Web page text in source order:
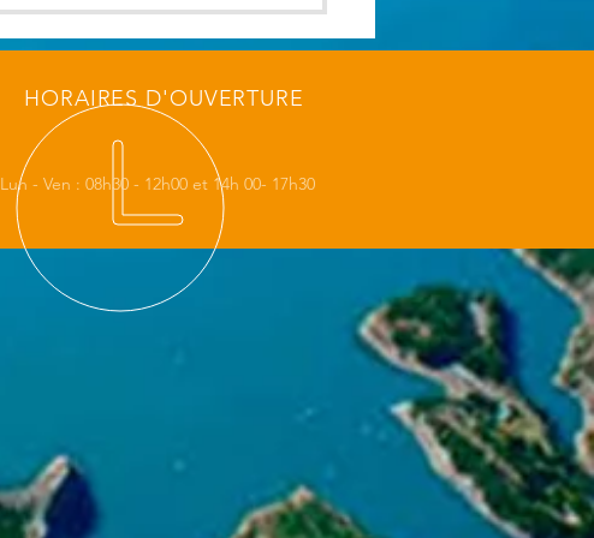
HORAIRES D'OUVERTURE
Lun - Ven : 08h30 - 12h00 et 14h 00- 17h30